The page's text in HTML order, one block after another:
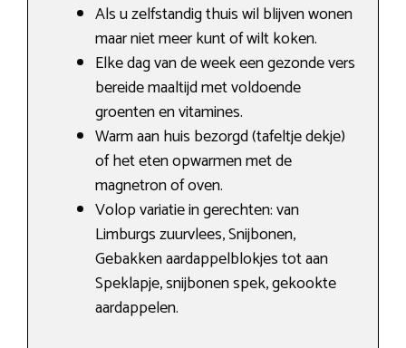
Als u zelfstandig thuis wil blijven wonen
maar niet meer kunt of wilt koken.
Elke dag van de week een gezonde vers
bereide maaltijd met voldoende
groenten en vitamines.
Warm aan huis bezorgd (tafeltje dekje)
of het eten opwarmen met de
magnetron of oven.
Volop variatie in gerechten: van
Limburgs zuurvlees, Snijbonen,
Gebakken aardappelblokjes tot aan
Speklapje, snijbonen spek, gekookte
aardappelen.